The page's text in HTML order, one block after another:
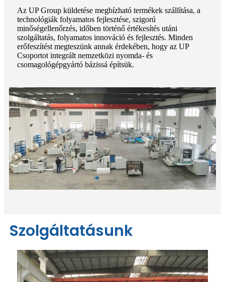
Az UP Group küldetése megbízható termékek szállítása, a
technológiák folyamatos fejlesztése, szigorú
minőségellenőrzés, időben történő értékesítés utáni
szolgáltatás, folyamatos innováció és fejlesztés. Minden
erőfeszítést megteszünk annak érdekében, hogy az UP
Csoportot integrált nemzetközi nyomda- és
csomagológépgyártó bázissá építsük.
Szolgáltatásunk